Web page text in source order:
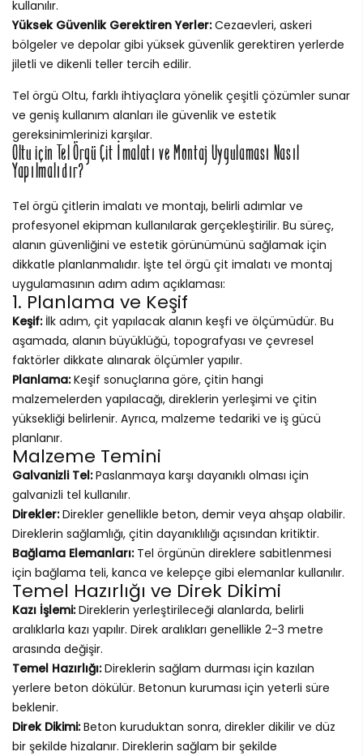
kullanılır.
Yüksek Güvenlik Gerektiren Yerler:Cezaevleri, askeri
bölgeler ve depolar gibi yüksek güvenlik gerektiren yerlerde
jiletli ve dikenli teller tercih edilir.
Tel örgü Oltu, farklı ihtiyaçlara yönelik çeşitli çözümler sunar
ve geniş kullanım alanları ile güvenlik ve estetik
gereksinimlerinizi karşılar.
Oltu için Tel Örgü Çit İmalatı ve Montaj Uygulaması Nasıl
Yapılmalıdır?
Tel örgü çitlerin imalatı ve montajı, belirli adımlar ve
profesyonel ekipman kullanılarak gerçekleştirilir. Bu süreç,
alanın güvenliğini ve estetik görünümünü sağlamak için
dikkatle planlanmalıdır. İşte tel örgü çit imalatı ve montaj
uygulamasının adım adım açıklaması:
1. Planlama ve Keşif
Keşif:İlk adım, çit yapılacak alanın keşfi ve ölçümüdür. Bu
aşamada, alanın büyüklüğü, topografyası ve çevresel
faktörler dikkate alınarak ölçümler yapılır.
Planlama:Keşif sonuçlarına göre, çitin hangi
malzemelerden yapılacağı, direklerin yerleşimi ve çitin
yüksekliği belirlenir. Ayrıca, malzeme tedariki ve iş gücü
planlanır.
Malzeme Temini
Galvanizli Tel:Paslanmaya karşı dayanıklı olması için
galvanizli tel kullanılır.
Direkler:Direkler genellikle beton, demir veya ahşap olabilir.
Direklerin sağlamlığı, çitin dayanıklılığı açısından kritiktir.
Bağlama Elemanları:Tel örgünün direklere sabitlenmesi
için bağlama teli, kanca ve kelepçe gibi elemanlar kullanılır.
Temel Hazırlığı ve Direk Dikimi
Kazı İşlemi:Direklerin yerleştirileceği alanlarda, belirli
aralıklarla kazı yapılır. Direk aralıkları genellikle 2-3 metre
arasında değişir.
Temel Hazırlığı:Direklerin sağlam durması için kazılan
yerlere beton dökülür. Betonun kuruması için yeterli süre
beklenir.
Direk Dikimi:Beton kuruduktan sonra, direkler dikilir ve düz
bir şekilde hizalanır. Direklerin sağlam bir şekilde